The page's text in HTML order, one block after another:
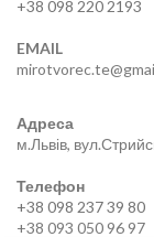
+38 098 220 2193
EMAIL
Адреса
м.Львів,
Телефон
+38 098 237 39 80
+38 093 050 96 97